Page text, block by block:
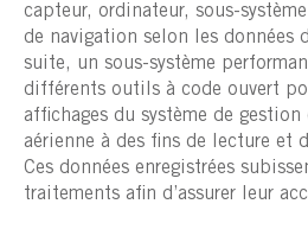
capteur, ordinateur, sous-
de navigation selon les données
suite, un sous-système
différents outils à code ouvert
affichages du système de
aérienne à des fins de lecture et
Ces données enregistrées
traitements afin d’assurer leur